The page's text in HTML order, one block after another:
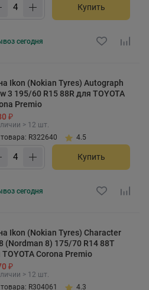
Купить
сегодня
Ikon (Nokian Tyres) Autograph
3 195/60 R15 88R для TOYOTA
Premio
₽
> 12 шт.
R322640
4.5
Купить
сегодня
Ikon (Nokian Tyres) Character
(Nordman 8) 175/70 R14 88T
Corona Premio
₽
> 12 шт.
R304061
4.3